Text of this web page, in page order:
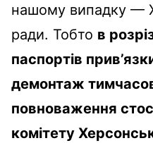
нашому випадку —
ради. Тобто в
паспортів
демонтаж
повноваження
комітету